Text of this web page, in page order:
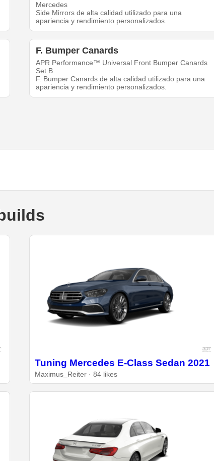
Mercedes
Side Mirrors de alta calidad utilizado para una
apariencia y rendimiento personalizados.
F. Bumper Canards
APR Performance™ Universal Front Bumper Canards
Set B
F. Bumper Canards de alta calidad utilizado para una
apariencia y rendimiento personalizados.
Tuning Mercedes E-Class Sedan 2021
Maximus_Reiter · 84 likes